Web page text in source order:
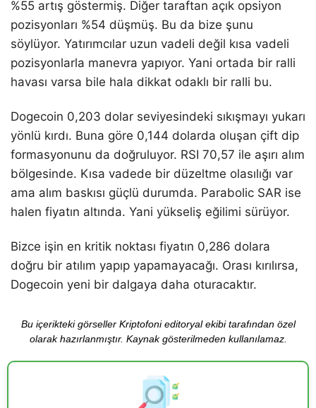
%55 artış göstermiş. Diğer taraftan açık opsiyon
pozisyonları %54 düşmüş. Bu da bize şunu
söylüyor. Yatırımcılar uzun vadeli değil kısa vadeli
pozisyonlarla manevra yapıyor. Yani ortada bir ralli
havası varsa bile hala dikkat odaklı bir ralli bu.
Dogecoin 0,203 dolar seviyesindeki sıkışmayı yukarı
yönlü kırdı. Buna göre 0,144 dolarda oluşan çift dip
formasyonunu da doğruluyor. RSI 70,57 ile aşırı alım
bölgesinde. Kısa vadede bir düzeltme olasılığı var
ama alım baskısı güçlü durumda. Parabolic SAR ise
halen fiyatın altında. Yani yükseliş eğilimi sürüyor.
Bizce işin en kritik noktası fiyatın 0,286 dolara
doğru bir atılım yapıp yapamayacağı. Orası kırılırsa,
Dogecoin yeni bir dalgaya daha oturacaktır.
Bu içerikteki görseller Kriptofoni editoryal ekibi tarafından özel
olarak hazırlanmıştır. Kaynak gösterilmeden kullanılamaz.